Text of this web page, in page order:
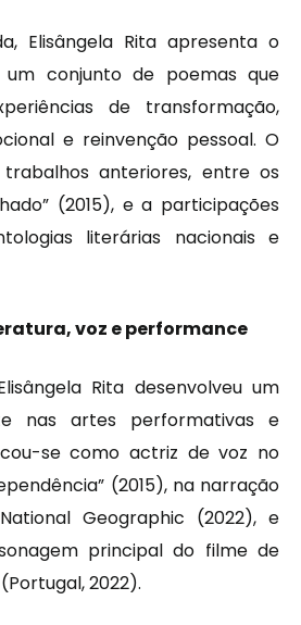
Elisângela Rita apresenta o
conjunto de poemas que
de transformação,
e reinvenção pessoal. O
anteriores, entre os
(2015), e a participações
literárias nacionais e
voz e performance
Rita desenvolveu um
nas artes performativas e
se como actriz de voz no
(2015), na narração
Geographic (2022), e
principal do filme de
2022).